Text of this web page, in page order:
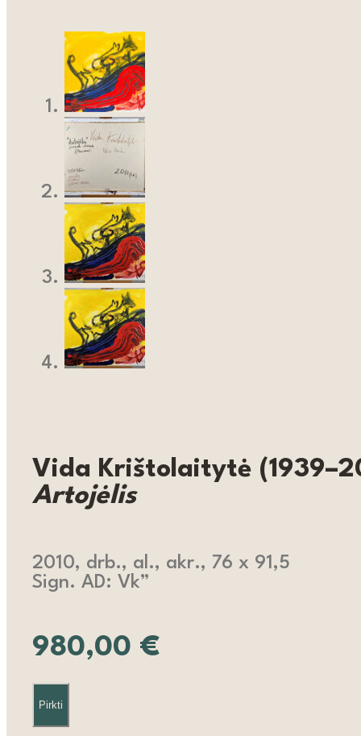
Vida Krištolaitytė
Artojėlis
2010, drb., al., akr., 76 x 91,5
Sign. AD: Vk”
980,00 €
Pirkti